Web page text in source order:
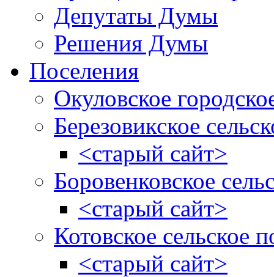
Депутаты Думы
Решения Думы
Поселения
Окуловское
Березовикское
<старый сайт>
Боровенковское
<старый сайт>
Котовское сельское
<старый сайт>